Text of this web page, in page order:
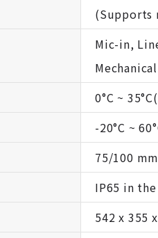
(Supports
Mic-in,
0°C ~
-20°C ~
75/100 mm
IP65 in
542 x 355